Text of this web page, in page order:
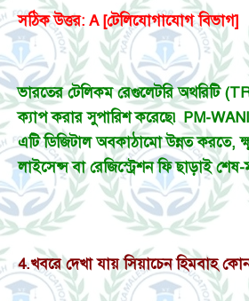
সঠিক উত্তর: A [টেলিযোগাযোগ বিভাগ]
ভারতের টেলিকম রেগুলেটরি অথরিটি
ক্যাপ করার সুপারিশ করেছে৷ PM-
এটি ডিজিটাল অবকাঠামো উন্নত করতে,
লাইসেন্স বা রেজিস্ট্রেশন ফি ছাড়াই
4.খবরে দেখা যায় সিয়াচেন হিমবাহ